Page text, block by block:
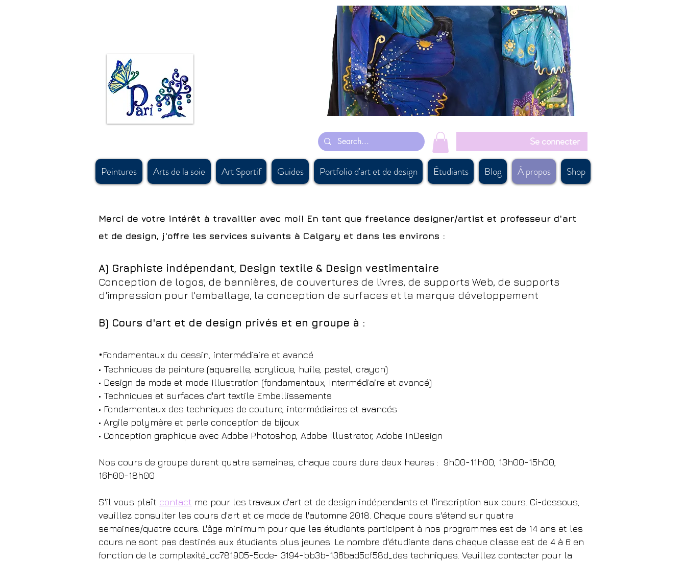
Se connecter
Peintures Arts de la soie Art Sportif Guides Portfolio d'art et de design Étudiants Blog À propos Shop
Merci de votre intérêt à travailler avec moi! En tant que freelance designer/artist et professeur d'art
et de design, j'offre les services suivants à Calgary et dans les environs :
A) Graphiste indépendant, Design textile & Design vestimentaire
Conception de logos, de bannières, de couvertures de livres, de supports Web, de supports
d'impression pour l'emballage, la conception de surfaces et la marque développement
B) Cours d'art et de design privés et en groupe à :
•Fondamentaux du dessin, intermédiaire et avancé
• Techniques de peinture (aquarelle, acrylique, huile, pastel, crayon)
• Design de mode et mode Illustration (fondamentaux, Intermédiaire et avancé)
• Techniques et surfaces d'art textile Embellissements
• Fondamentaux des techniques de couture, intermédiaires et avancés
• Argile polymère et perle conception de bijoux
• Conception graphique avec Adobe Photoshop, Adobe Illustrator, Adobe InDesign
Nos cours de groupe durent quatre semaines, chaque cours dure deux heures : 9h00-11h00, 13h00-15h00,
16h00-18h00
S'il vous plaît contact me pour les travaux d'art et de design indépendants et l'inscription aux cours. Ci-dessous,
veuillez consulter les cours d'art et de mode de l'automne 2018. Chaque cours s'étend sur quatre
semaines/quatre cours. L'âge minimum pour que les étudiants participent à nos programmes est de 14 ans et les
cours ne sont pas destinés aux étudiants plus jeunes. Le nombre d'étudiants dans chaque classe est de 4 à 6 en
fonction de la complexité_cc781905-5cde- 3194-bb3b-136bad5cf58d_des techniques. Veuillez contacter pour la